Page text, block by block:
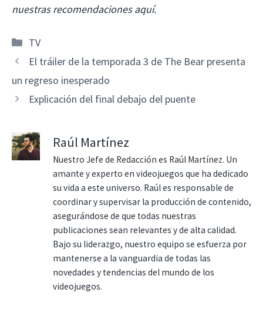
nuestras recomendaciones aquí.
Categorías
TV
El tráiler de la temporada 3 de The Bear presenta
un regreso inesperado
Explicación del final debajo del puente
Raúl Martínez
Nuestro Jefe de Redacción es Raúl Martínez. Un
amante y experto en videojuegos que ha dedicado
su vida a este universo. Raúl es responsable de
coordinar y supervisar la producción de contenido,
asegurándose de que todas nuestras
publicaciones sean relevantes y de alta calidad.
Bajo su liderazgo, nuestro equipo se esfuerza por
mantenerse a la vanguardia de todas las
novedades y tendencias del mundo de los
videojuegos.